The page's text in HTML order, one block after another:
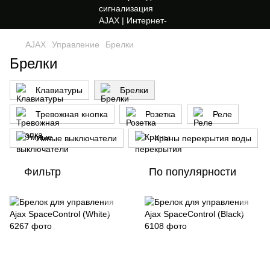
AJAX Управление Брелки
Брелки
Клавиатуры Брелки
Тревожная кнопка Розетка Реле
Умные выключатели Краны перекрытия воды
Фильтр По популярности